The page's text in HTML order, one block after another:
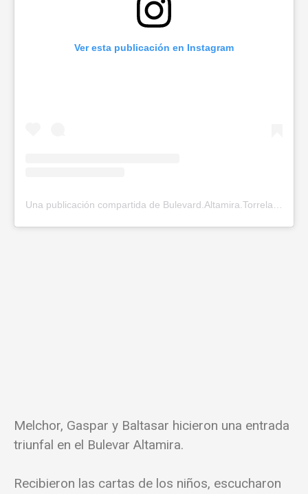
Ver esta publicación en Instagram
Melchor, Gaspar y Baltasar hicieron una entrada
triunfal en el Bulevar Altamira.
Recibieron las cartas de los niños, escucharon